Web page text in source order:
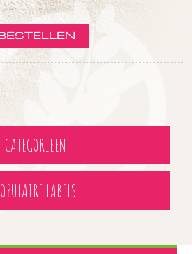
CATEGORIEEN
POPULAIRE LABELS